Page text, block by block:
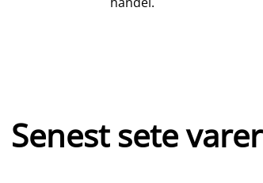
Senest sete varer